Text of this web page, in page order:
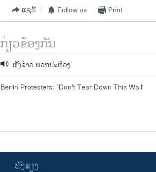
ແຊຣ໌ Follow us Print
ກ່ຽວຂ້ອງກັນ
ຟັງຂ່າວ ພວກປະທ້ວງ
Berlin Protesters: `Don't Tear Down This Wall'
ຟັງສຽງ